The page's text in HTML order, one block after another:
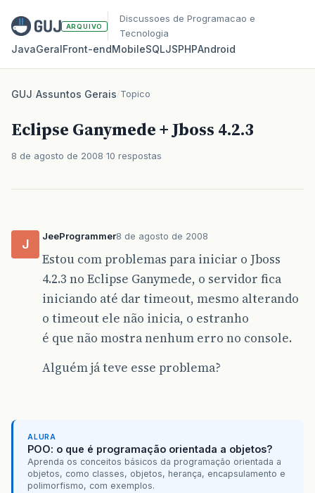
ARQUIVO
Discussoes de Programacao e
Tecnologia
JavaGeralFront‑endMobileSQLJSPHPAndroid
GUJ/Assuntos Gerais/Topico
Eclipse Ganymede + Jboss 4.2.3
8 de agosto de 2008 10 respostas
J
JeeProgrammer8 de agosto de 2008
Estou com problemas para iniciar o Jboss
4.2.3 no Eclipse Ganymede, o servidor fica
iniciando até dar timeout, mesmo alterando
o timeout ele não inicia, o estranho
é que não mostra nenhum erro no console.
Alguém já teve esse problema?
ALURA
POO: o que é programação orientada a objetos?
Aprenda os conceitos básicos da programação orientada a
objetos, como classes, objetos, herança, encapsulamento e
polimorfismo, com exemplos.